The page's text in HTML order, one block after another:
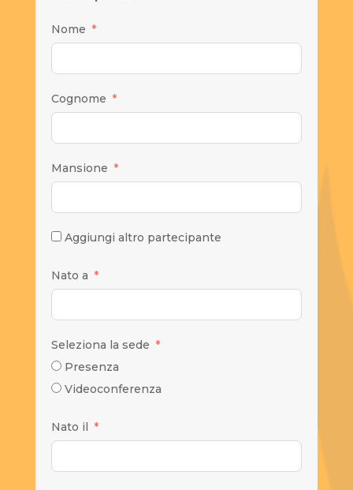
Nome
Cognome
Mansione
Aggiungi altro partecipante
Nato a
Seleziona la sede
Presenza
Videoconferenza
Nato il